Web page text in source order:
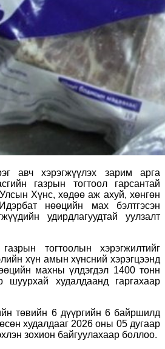
авч хэрэгжүүлэх зарим арга
газрын тогтоол гарсантай
Хүнс, хөдөө аж ахуй, хөнгөн
нөөцийн мах бэлтгэсэн
удирдлагуудтай уулзалт
тогтоолын хэрэгжилтийг
хүн амын хүнсний хэрэгцээнд
махны үлдэгдэл 1400 тонн
шуурхай худалдаанд гаргахаар
төвийн 6 дүүргийн 6 байршилд
худалдааг 2026 оны 05 дугаар
зохион байгуулахаар боллоо.